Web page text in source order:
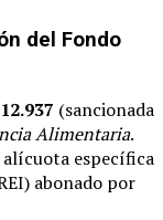
del Fondo
(sancionada
Alimentaria.
específica
abonado por